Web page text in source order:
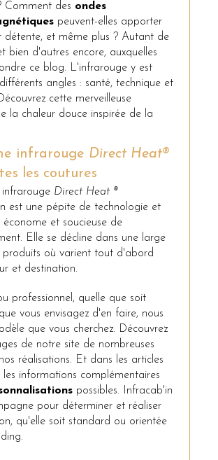
Comment des ondes
peuvent-elles apporter
détente, et même plus ? Autant de
bien d'autres encore, auxquelles
ce blog. L'infrarouge y est
angles : santé, technique et
cette merveilleuse
la chaleur douce inspirée de la
infrarouge Direct Heat®
les coutures
Direct Heat ®
est une pépite de technologie et
économe et soucieuse de
Elle se décline dans une large
où varient tout d'abord
et destination.
professionnel, quelle que soit
vous envisagez d'en faire, nous
que vous cherchez. Découvrez
de notre site de nombreuses
réalisations. Et dans les articles
informations complémentaires
possibles. Infracab'in
pour déterminer et réaliser
qu'elle soit standard ou orientée